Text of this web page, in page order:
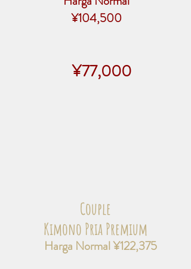
¥104,500
¥77,000
Couple
Kimono Pria Premium
Harga Normal ¥122,375